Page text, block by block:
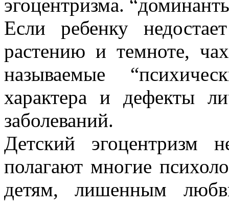
эгоцентризма.
Если ребенку
растению и темноте,
называемые
характера и дефекты
заболеваний.
Детский эгоцентризм
полагают многие
детям, лишенным